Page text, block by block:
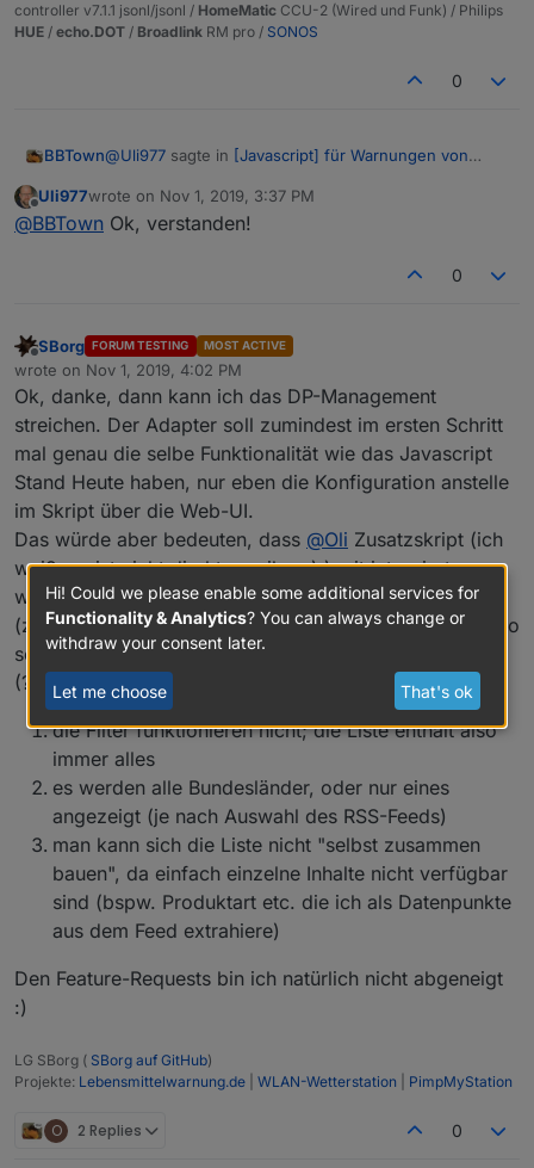
controller v7.1.1 jsonl/jsonl / HomeMatic CCU-2 (Wired und Funk) / Philips
HUE / echo.DOT / Broadlink RM pro / SONOS
0
BBTown@Uli977 sagte in [Javascript] für Warnungen von
Sag mal habt ihr das auch, dass die Menüs im
Offline
Uli977wrote on Nov 1, 2019, 3:37 PM
last edited by
@BBTown Ok, verstanden!
0
Offline
SBorg FORUM TESTING MOST ACTIVE
wrote on Nov 1, 2019, 4:02 PM
last edited by
Ok, danke, dann kann ich das DP-Management
streichen. Der Adapter soll zumindest im ersten Schritt
mal genau die selbe Funktionalität wie das Javascript
Stand Heute haben, nur eben die Konfiguration anstelle
im Skript über die Web-UI.
Das würde aber bedeuten, dass @Oli Zusatzskript (ich
weiß, es ist nicht direkt von ihm ;) ) mit integriert
werden sollte, denn vieles wird nun doppelt ausgeführt
(z.B. gerade aktuell Datum patchen), was ich ja sowieso
schon ausführe. Ferner bleiben drei weitere Nachteile
(?):
die Filter funktionieren nicht; die Liste enthält also
immer alles
es werden alle Bundesländer, oder nur eines
angezeigt (je nach Auswahl des RSS-Feeds)
man kann sich die Liste nicht "selbst zusammen
bauen", da einfach einzelne Inhalte nicht verfügbar
sind (bspw. Produktart etc. die ich als Datenpunkte
aus dem Feed extrahiere)
Den Feature-Requests bin ich natürlich nicht abgeneigt
:)
LG SBorg ( SBorg auf GitHub)
Projekte: Lebensmittelwarnung.de WLAN-Wetterstation PimpMyStation
O 2 Replies 0
Hi! Could we please enable some additional services for
Functionality & Analytics? You can always change or
withdraw your consent later.
Let me choose That's ok